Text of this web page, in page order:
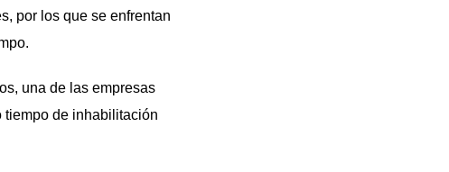
por los que se enfrentan
una de las empresas
tiempo de inhabilitación